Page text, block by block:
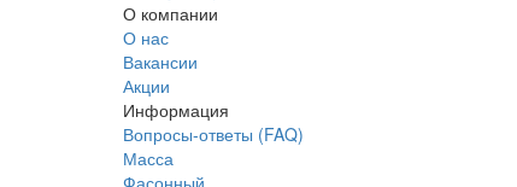
О компании
О нас
Вакансии
Акции
Информация
Вопросы-ответы (FAQ)
Масса
Фасонный